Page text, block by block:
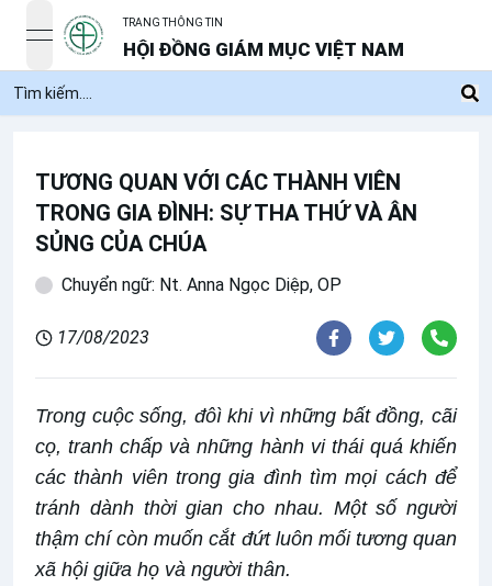
open navigation menu
TRANG THÔNG TIN
HỘI ĐỒNG GIÁM MỤC VIỆT NAM
TƯƠNG QUAN VỚI CÁC THÀNH VIÊN
TRONG GIA ĐÌNH: SỰ THA THỨ VÀ ÂN
SỦNG CỦA CHÚA
Chuyển ngữ: Nt. Anna Ngọc Diệp, OP
17/08/2023
Trong cuộc sống, đôì khi vì những bất đồng, cãi
cọ, tranh chấp và những hành vi thái quá khiến
các thành viên trong gia đình tìm mọi cách để
tránh dành thời gian cho nhau. Một số người
thậm chí còn muốn cắt đứt luôn mối tương quan
xã hội giữa họ và người thân.